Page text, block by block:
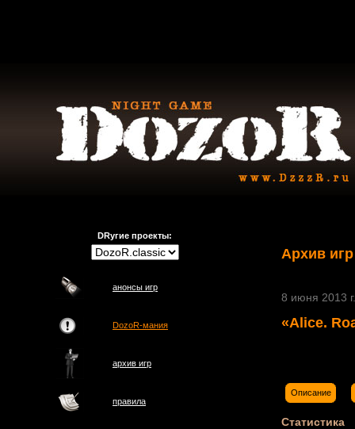
DRугие проекты:
анонсы игр
DozoR-мания
архив игр
правила
Архив игр
8 июня 2013 г.
«Alice.
Описание
Статистика